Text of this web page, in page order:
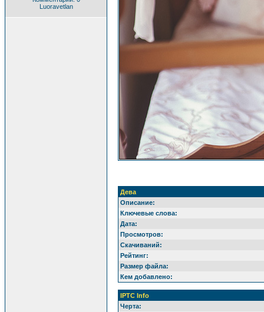
Luoravetlan
Дева
Описание:
Ключевые слова:
Дата:
Просмотров:
Скачиваний:
Рейтинг:
Размер файла:
Кем добавлено:
IPTC Info
Черта: